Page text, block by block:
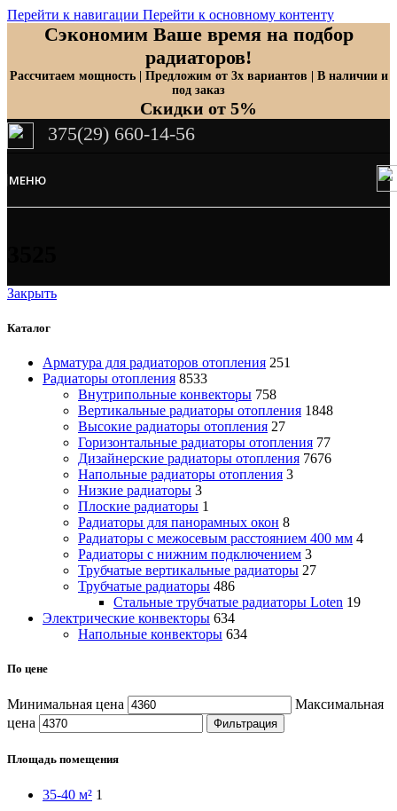
Перейти к навигации Перейти к основному контенту
Сэкономим Ваше время на подбор
радиаторов!
Рассчитаем мощность | Предложим от 3х вариантов | В наличии и
под заказ
Скидки от 5%
375(29) 660-14-56
МЕНЮ
Закрыть
Каталог
Арматура для радиаторов отопления 251
Радиаторы отопления 8533
Внутрипольные конвекторы 758
Вертикальные радиаторы отопления 1848
Высокие радиаторы отопления 27
Горизонтальные радиаторы отопления 77
Дизайнерские радиаторы отопления 7676
Напольные радиаторы отопления 3
Низкие радиаторы 3
Плоские радиаторы 1
Радиаторы для панорамных окон 8
Радиаторы с межосевым расстоянием 400 мм 4
Радиаторы с нижним подключением 3
Трубчатые вертикальные радиаторы 27
Трубчатые радиаторы 486
Cтальные трубчатые радиаторы Loten 19
Электрические конвекторы 634
Напольные конвекторы 634
По цене
Минимальная цена
Максимальная
цена
Фильтрация
Площадь помещения
35-40 м² 1